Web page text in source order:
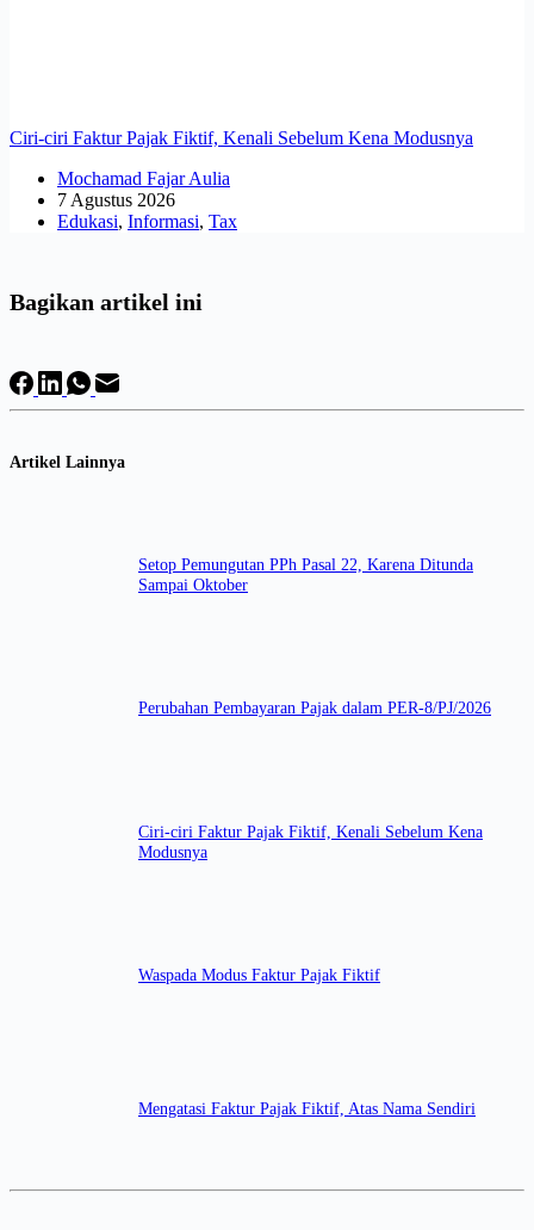
Ciri-ciri Faktur Pajak Fiktif, Kenali Sebelum Kena Modusnya
Mochamad Fajar Aulia
7 Agustus 2026
Edukasi, Informasi, Tax
Bagikan artikel ini
Artikel Lainnya
Setop Pemungutan PPh Pasal 22, Karena Ditunda
Sampai Oktober
Perubahan Pembayaran Pajak dalam PER-8/PJ/2026
Ciri-ciri Faktur Pajak Fiktif, Kenali Sebelum Kena
Modusnya
Waspada Modus Faktur Pajak Fiktif
Mengatasi Faktur Pajak Fiktif, Atas Nama Sendiri